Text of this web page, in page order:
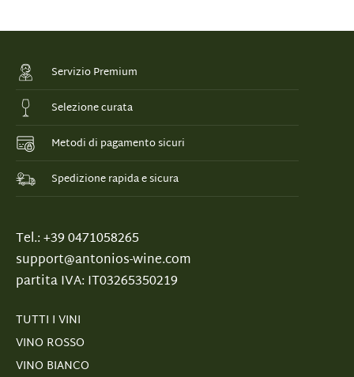
Servizio Premium
Selezione curata
Metodi di pagamento sicuri
Spedizione rapida e sicura
Tel.: +39 0471058265
support@antonios-wine.com
partita IVA: IT03265350219
TUTTI I VINI
VINO ROSSO
VINO BIANCO